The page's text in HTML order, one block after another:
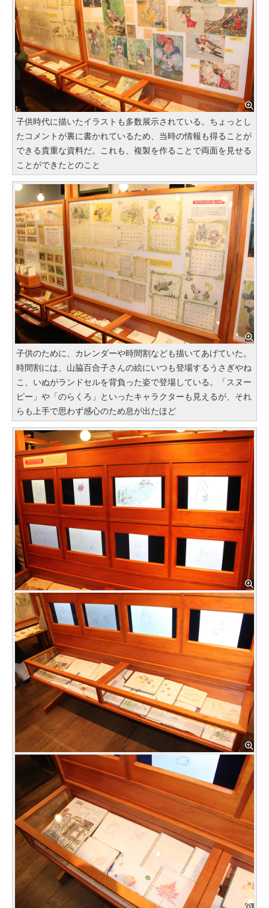
子供時代に描いたイラストも多数展示されている。ちょっとし
たコメントが裏に書かれているため、当時の情報も得ることが
できる貴重な資料だ。これも、複製を作ることで両面を見せる
ことができたとのこと
子供のために、カレンダーや時間割なども描いてあげていた。
時間割には、山脇百合子さんの絵にいつも登場するうさぎやね
こ、いぬがランドセルを背負った姿で登場している。「スヌー
ピー」や「のらくろ」といったキャラクターも見えるが、それ
らも上手で思わず感心のため息が出たほど